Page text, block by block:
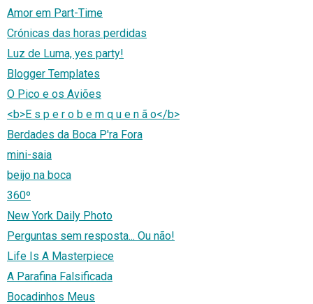
Amor em Part-Time
Crónicas das horas perdidas
Luz de Luma, yes party!
Blogger Templates
O Pico e os Aviões
<b>E s p e r o b e m q u e n ã o</b>
Berdades da Boca P'ra Fora
mini-saia
beijo na boca
360º
New York Daily Photo
Perguntas sem resposta... Ou não!
Life Is A Masterpiece
A Parafina Falsificada
Bocadinhos Meus